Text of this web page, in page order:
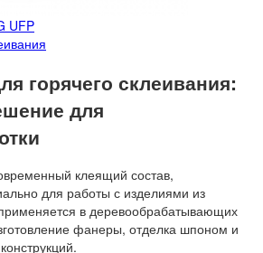
UFP
горячего склеивания:
для
клеящий состав,
для работы с изделиями из
в деревообрабатывающих
фанеры, отделка шпоном и